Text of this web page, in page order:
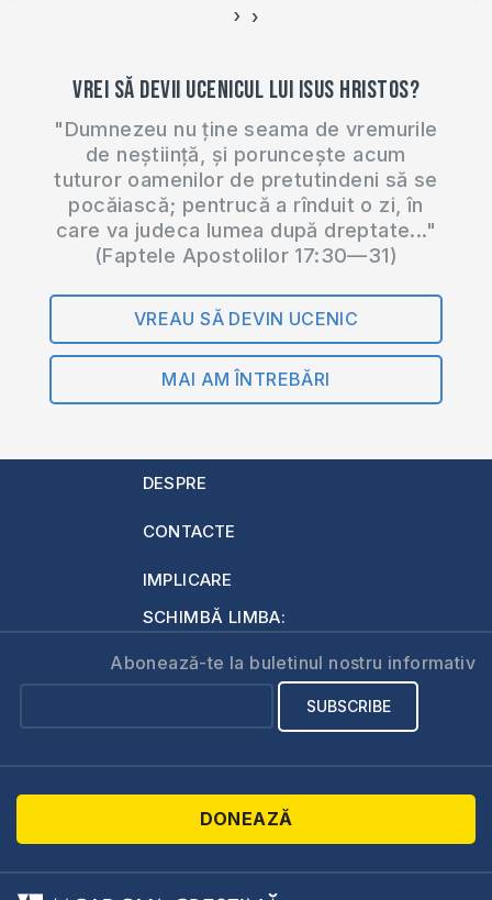
‹ ›
Vrei să devii ucenicul lui Isus Hristos?
"Dumnezeu nu ține seama de vremurile
de neștiință, și poruncește acum
tuturor oamenilor de pretutindeni să se
pocăiască; pentrucă a rînduit o zi, în
care va judeca lumea după dreptate..."
(Faptele Apostolilor 17:30—31)
VREAU SĂ DEVIN UCENIC
MAI AM ÎNTREBĂRI
DESPRE
CONTACTE
IMPLICARE
SCHIMBĂ LIMBA:
Abonează-te la buletinul nostru informativ
DONEAZĂ